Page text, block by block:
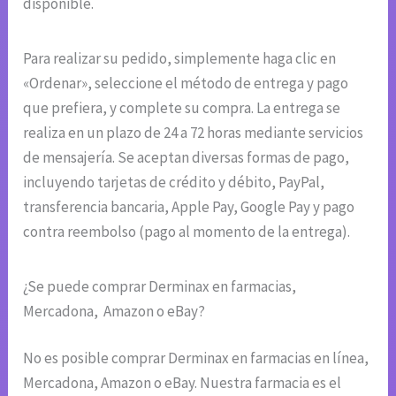
Para realizar su pedido, simplemente haga clic en
«Ordenar», seleccione el método de entrega y pago
que prefiera, y complete su compra. La entrega se
realiza en un plazo de 24 a 72 horas mediante servicios
de mensajería. Se aceptan diversas formas de pago,
incluyendo tarjetas de crédito y débito, PayPal,
transferencia bancaria, Apple Pay, Google Pay y pago
contra reembolso (pago al momento de la entrega).
¿Se puede comprar Derminax en farmacias,
Mercadona, Amazon o eBay?
No es posible comprar Derminax en farmacias en línea,
Mercadona, Amazon o eBay. Nuestra farmacia es el